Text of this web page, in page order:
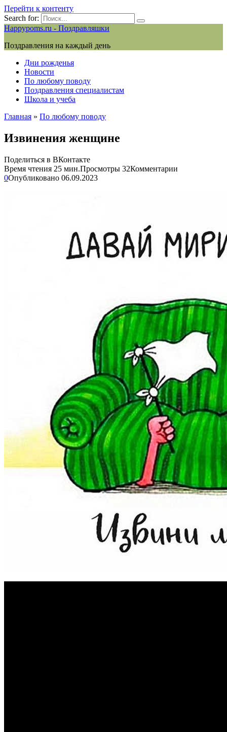
Перейти к контенту
Search for:
Happypoms.ru - Поздравляшки
Поздравления на каждый день
Дни рожденья
Новости
По любому поводу
Поздравления специалистам
Школа и учеба
Главная » По любому поводу
Извинения женщине
Поделиться в ВКонтакте
Время чтения 25 мин.Просмотры 32Комментарии
0Опубликовано 06.09.2023